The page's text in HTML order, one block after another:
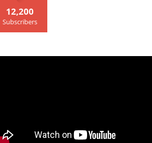
12,200
Subscribers